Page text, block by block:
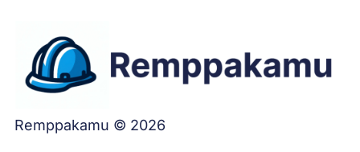
Remppakamu © 2026